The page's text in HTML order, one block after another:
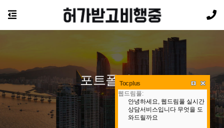
포트폴리오
Tocplus